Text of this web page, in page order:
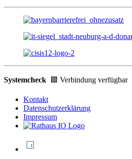
Systemcheck 🟩 Verbindung verfügbar
Kontakt
Datenschutzerklärung
Impressum